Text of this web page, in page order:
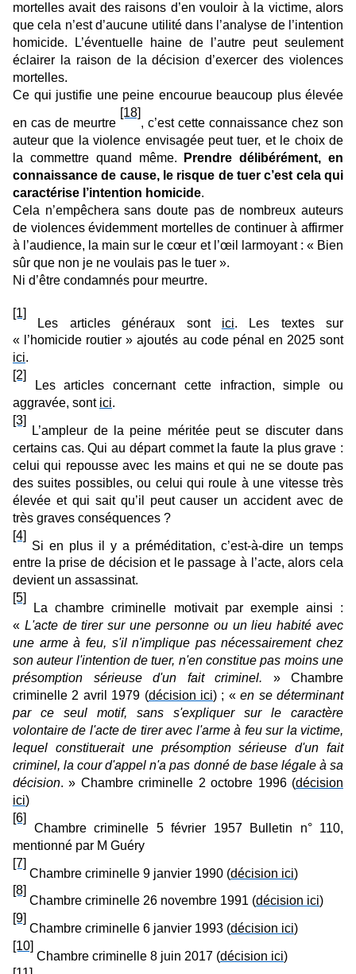
mortelles avait des raisons d’en vouloir à la victime, alors
que cela n’est d’aucune utilité dans l’analyse de l’intention
homicide. L’éventuelle haine de l’autre peut seulement
éclairer la raison de la décision d’exercer des violences
mortelles.
Ce qui justifie une peine encourue beaucoup plus élevée
en cas de meurtre
[18]
, c’est cette connaissance chez son
auteur que la violence envisagée peut tuer, et le choix de
la commettre quand même.
Prendre délibérément, en
connaissance de cause, le risque de tuer c’est cela qui
caractérise l’intention homicide.
Cela n’empêchera sans doute pas de nombreux auteurs
de violences évidemment mortelles de continuer à affirmer
à l’audience, la main sur le cœur et l’œil larmoyant : « Bien
sûr que non je ne voulais pas le tuer ».
Ni d’être condamnés pour meurtre.
[1]
Les articles généraux sont ici. Les textes sur
« l’homicide routier » ajoutés au code pénal en 2025 sont
ici.
[2]
Les articles concernant cette infraction, simple ou
aggravée, sont ici.
[3]
L’ampleur de la peine méritée peut se discuter dans
certains cas. Qui au départ commet la faute la plus grave :
celui qui repousse avec les mains et qui ne se doute pas
des suites possibles, ou celui qui roule à une vitesse très
élevée et qui sait qu’il peut causer un accident avec de
très graves conséquences ?
[4]
Si en plus il y a préméditation, c’est-à-dire un temps
entre la prise de décision et le passage à l’acte, alors cela
devient un assassinat.
[5]
La chambre criminelle motivait par exemple ainsi :
« L'acte de tirer sur une personne ou un lieu habité avec
une arme à feu, s'il n'implique pas nécessairement chez
son auteur l'intention de tuer, n'en constitue pas moins une
présomption sérieuse d'un fait criminel. » Chambre
criminelle 2 avril 1979 (décision ici) ; «en se déterminant
par ce seul motif, sans s'expliquer sur le caractère
volontaire de l'acte de tirer avec l'arme à feu sur la victime,
lequel constituerait une présomption sérieuse d'un fait
criminel, la cour d'appel n'a pas donné de base légale à sa
décision. » Chambre criminelle 2 octobre 1996 (décision
ici)
[6]
Chambre criminelle 5 février 1957 Bulletin n° 110,
mentionné par M Guéry
[7]
Chambre criminelle 9 janvier 1990 (décision ici)
[8]
Chambre criminelle 26 novembre 1991 (décision ici)
[9]
Chambre criminelle 6 janvier 1993 (décision ici)
[10]
Chambre criminelle 8 juin 2017 (décision ici)